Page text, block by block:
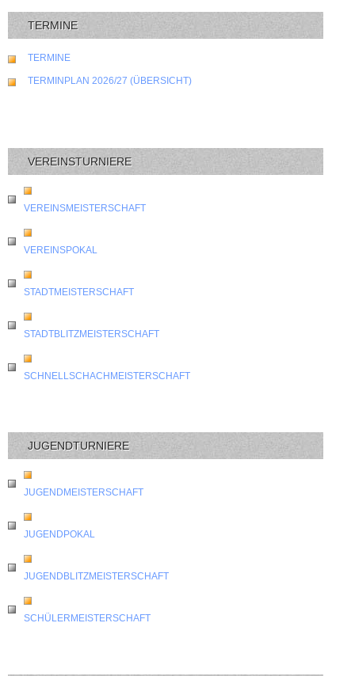
TERMINE
TERMINE
TERMINPLAN 2026/27 (ÜBERSICHT)
VEREINSTURNIERE
VEREINSMEISTERSCHAFT
VEREINSPOKAL
STADTMEISTERSCHAFT
STADTBLITZMEISTERSCHAFT
SCHNELLSCHACHMEISTERSCHAFT
JUGENDTURNIERE
JUGENDMEISTERSCHAFT
JUGENDPOKAL
JUGENDBLITZMEISTERSCHAFT
SCHÜLERMEISTERSCHAFT